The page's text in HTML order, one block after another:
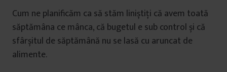
Cum ne planificăm ca să stăm liniștiți că avem toată
săptămâna ce mânca, că bugetul e sub control și că
sfârșitul de săptămână nu se lasă cu aruncat de
alimente.